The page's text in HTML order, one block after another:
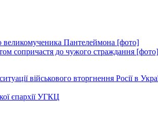
великомученика Пантелеймона [фото]
сопричастя до чужого страждання [фото]
військового вторгнення Росії в
єпархії УГКЦ